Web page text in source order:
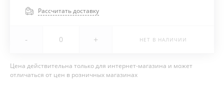
Рассчитать доставку
- + НЕТ В НАЛИЧИИ
Цена действительна только для интернет-магазина и может
отличаться от цен в розничных магазинах